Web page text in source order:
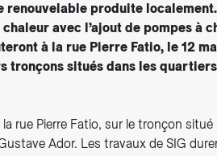
renouvelable produite
avec l’ajout de pompes à
à la rue Pierre Fatio, le 12
tronçons situés dans les
rue Pierre Fatio, sur le tronçon
Ador. Les travaux de SIG